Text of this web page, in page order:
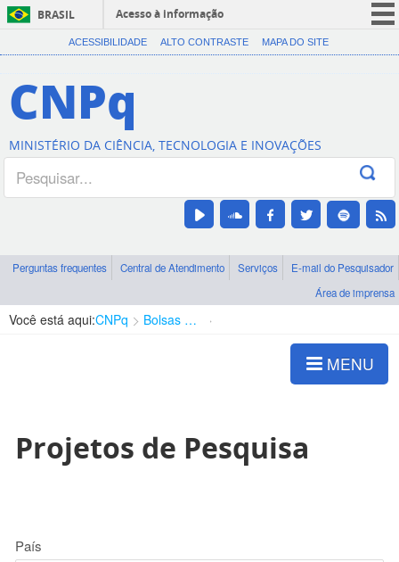
BRASIL
Acesso à informação
CORONAVÍRUS (COVID-19)
Canais
ACESSIBILIDADE ALTO CONTRASTE MAPA DO SITE
CNPq
MINISTÉRIO DA CIÊNCIA, TECNOLOGIA E INOVAÇÕES
Perguntas frequentes Central de Atendimento Serviços
E-mail do Pesquisador
Área de imprensa
Você está aqui:CNPq Bolsas e Auxílios Vigentes
MENU
Projetos de Pesquisa
País